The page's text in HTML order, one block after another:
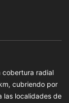
cobertura radial
cubriendo por
las localidades de